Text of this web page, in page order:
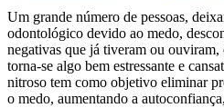
Um grande número de pessoas,
odontológico devido ao medo,
negativas que já tiveram ou ouviram,
torna-se algo bem estressante e
nitroso tem como objetivo eliminar
o medo, aumentando a